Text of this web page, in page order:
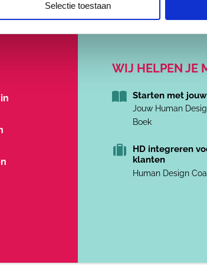
Selectie toestaan
WIJ HELPEN JE
Starten met
Jouw Human
Boek
HD integreren
klanten
Human Design